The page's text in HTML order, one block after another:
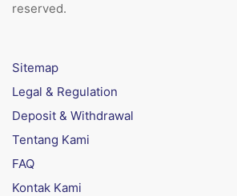
reserved.
Sitemap
Legal & Regulation
Deposit & Withdrawal
Tentang Kami
FAQ
Kontak Kami